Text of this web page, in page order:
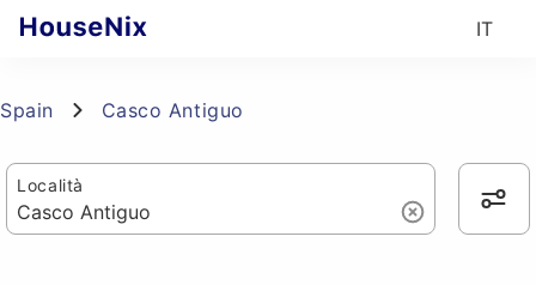
IT
Spain Casco Antiguo
Località